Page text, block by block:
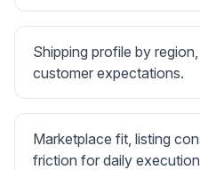
Shipping profile by
customer expectations.
Marketplace fit, listing
friction for daily